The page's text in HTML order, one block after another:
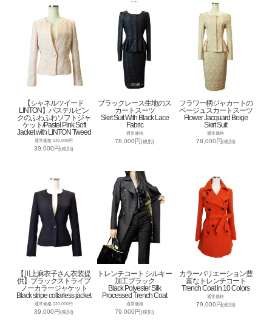
【シャネルツイード
LINTON】パステルピン
クのふわふわソフトジャ
ケット/Pastel Pink Soft
Jacket with LINTON Tweed
通常価格 120,000円
39,000円(税別)
ブラックレース生地のス
カートスーツ
Skirt Suit With Black Lace
Fabric
通常価格
78,000円(税別)
フラワー柄ジャカートの
ベージュスカートスーツ
Flower Jacquard Beige
Skirt Suit
通常価格
78,000円(税別)
【川上麻衣子さん衣装提
供】ブラックストライプ
ノーカラージャケット
Black stripe collarless jacket
通常価格 120,000円
39,000円(税別)
トレンチコート シルキー
加工ブラック
Black Polyester Silk
Processed Trench Coat
通常価格
79,000円(税別)
カラーバリエーション豊
富なトレンチコート
Trench Coat in 10 Colors
通常価格
79,000円(税別)